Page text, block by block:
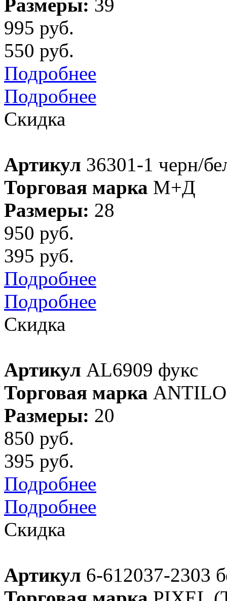
Размеры: 39
995 руб.
550 руб.
Подробнее
Подробнее
Скидка
Артикул 36301-1 черн/
Торговая марка М+Д
Размеры: 28
950 руб.
395 руб.
Подробнее
Подробнее
Скидка
Артикул AL6909 фукс
Торговая марка
Размеры: 20
850 руб.
395 руб.
Подробнее
Подробнее
Скидка
Артикул 6-612037-2303